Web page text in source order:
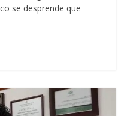
se desprende que